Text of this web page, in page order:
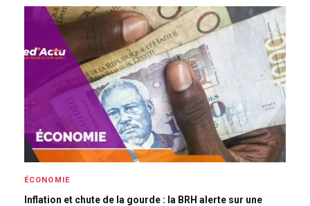
ÉCONOMIE
Inflation et chute de la gourde : la BRH alerte sur une